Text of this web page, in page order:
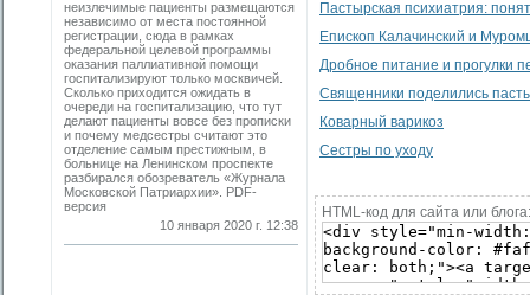
неизлечимые пациенты размещаются
независимо от места постоянной
регистрации, сюда в рамках
федеральной целевой программы
оказания паллиативной помощи
госпитализируют только москвичей.
Сколько приходится ожидать в
очереди на госпитализацию, что тут
делают пациенты вовсе без прописки
и почему медсестры считают это
отделение самым престижным, в
больнице на Ленинском проспекте
разбирался обозреватель «Журнала
Московской Патриархии». PDF-
версия
10 января 2020 г. 12:38
Пастырская психиатрия:
Епископ Калачинский и
Дробное питание и прогулки
Священники поделились
Коварный варикоз
Сестры по уходу
HTML-код для сайта или блога: